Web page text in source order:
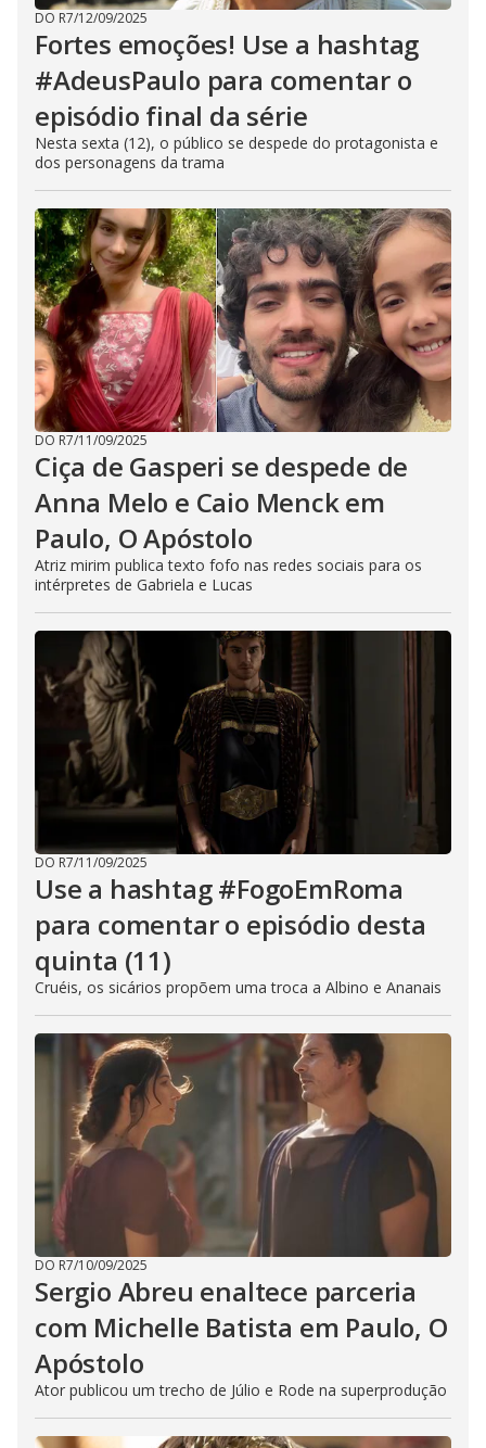
DO R7/12/09/2025
Fortes emoções! Use a hashtag
#AdeusPaulo para comentar o
episódio final da série
Nesta sexta (12), o público se despede do protagonista e
dos personagens da trama
DO R7/11/09/2025
Ciça de Gasperi se despede de
Anna Melo e Caio Menck em
Paulo, O Apóstolo
Atriz mirim publica texto fofo nas redes sociais para os
intérpretes de Gabriela e Lucas
DO R7/11/09/2025
Use a hashtag #FogoEmRoma
para comentar o episódio desta
quinta (11)
Cruéis, os sicários propõem uma troca a Albino e Ananais
DO R7/10/09/2025
Sergio Abreu enaltece parceria
com Michelle Batista em Paulo, O
Apóstolo
Ator publicou um trecho de Júlio e Rode na superprodução